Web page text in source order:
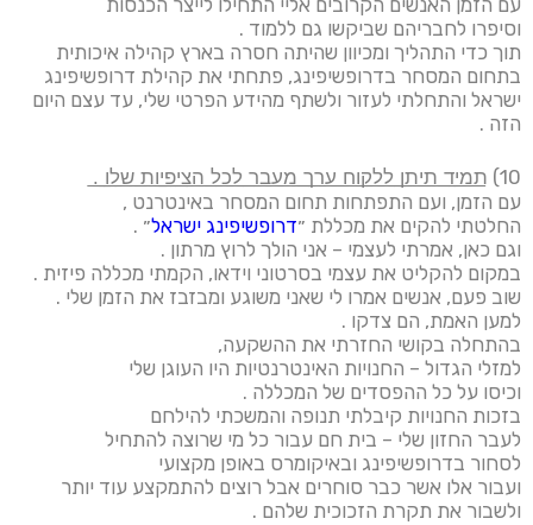
עם הזמן האנשים הקרובים אליי התחילו לייצר הכנסות
וסיפרו לחבריהם שביקשו גם ללמוד .
תוך כדי התהליך ומכיוון שהיתה חסרה בארץ קהילה איכותית
בתחום המסחר בדרופשיפינג, פתחתי את קהילת דרופשיפינג
ישראל והתחלתי לעזור ולשתף מהידע הפרטי שלי, עד עצם היום
הזה .
10) ת͟מ͟י͟ד͟ ͟ת͟י͟ת͟ן͟ ͟ל͟ל͟ק͟ו͟ח͟ ͟ע͟ר͟ך͟ ͟מ͟ע͟ב͟ר͟ ͟ל͟כ͟ל͟ ͟ה͟צ͟י͟פ͟י͟ו͟ת͟ ͟ש͟ל͟ו͟ ͟.͟
עם הזמן, ועם התפתחות תחום המסחר באינטרנט ,
החלטתי להקים את מכללת ״דרופשיפינג ישראל״ .
וגם כאן, אמרתי לעצמי – אני הולך לרוץ מרתון .
במקום להקליט את עצמי בסרטוני וידאו, הקמתי מכללה פיזית .
שוב פעם, אנשים אמרו לי שאני משוגע ומבזבז את הזמן שלי .
למען האמת, הם צדקו .
בהתחלה בקושי החזרתי את ההשקעה,
למזלי הגדול – החנויות האינטרנטיות היו העוגן שלי
וכיסו על כל ההפסדים של המכללה .
בזכות החנויות קיבלתי תנופה והמשכתי להילחם
לעבר החזון שלי – בית חם עבור כל מי שרוצה להתחיל
לסחור בדרופשיפינג ובאיקומרס באופן מקצועי
ועבור אלו אשר כבר סוחרים אבל רוצים להתמקצע עוד יותר
ולשבור את תקרת הזכוכית שלהם .